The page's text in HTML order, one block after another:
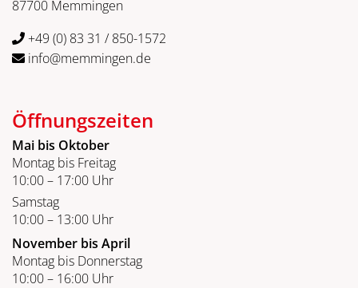
87700 Memmingen
+49 (0) 83 31 / 850-1572
info@memmingen.de
Öffnungszeiten
Mai bis Oktober
Montag bis Freitag
10:00 – 17:00 Uhr
Samstag
10:00 – 13:00 Uhr
November bis April
Montag bis Donnerstag
10:00 – 16:00 Uhr